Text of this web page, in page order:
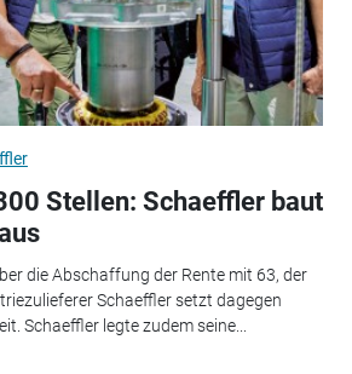
Stellen: Schaeffler baut
die Abschaffung der Rente mit 63, der
Schaeffler setzt dagegen
Schaeffler legte zudem seine...